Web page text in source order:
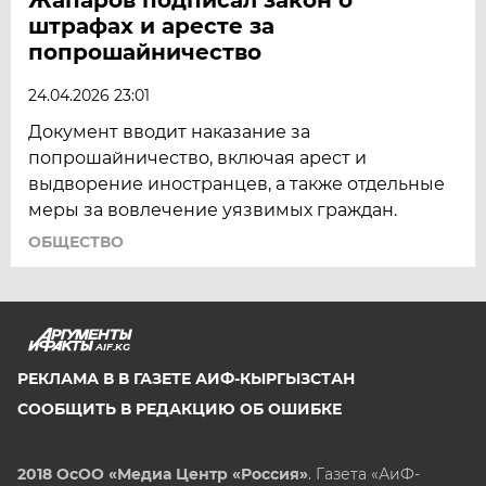
ЯМАЛ
ЯРОСЛАВЛЬ
штрафах и аресте за
попрошайничество
24.04.2026 23:01
Документ вводит наказание за
попрошайничество, включая арест и
выдворение иностранцев, а также отдельные
меры за вовлечение уязвимых граждан.
ОБЩЕСТВО
AIF.KG
РЕКЛАМА В В ГАЗЕТЕ АИФ-КЫРГЫЗСТАН
СООБЩИТЬ В РЕДАКЦИЮ ОБ ОШИБКЕ
2018 ОсОО «Медиа Центр «Россия». Газета «АиФ-